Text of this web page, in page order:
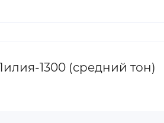
1300 (средний тон)